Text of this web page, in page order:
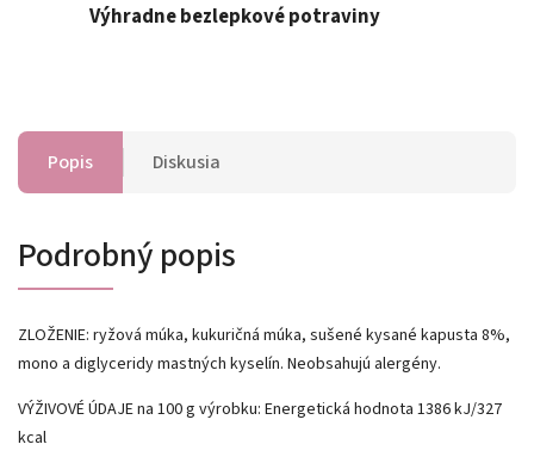
Výhradne bezlepkové potraviny
Popis Diskusia
Podrobný popis
ZLOŽENIE: ryžová múka, kukuričná múka, sušené kysané kapusta 8%,
mono a diglyceridy mastných kyselín. Neobsahujú alergény.
VÝŽIVOVÉ ÚDAJE na 100 g výrobku: Energetická hodnota 1386 kJ/327
kcal